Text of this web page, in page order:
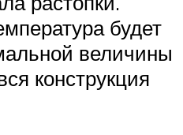
будет
величины
конструкция